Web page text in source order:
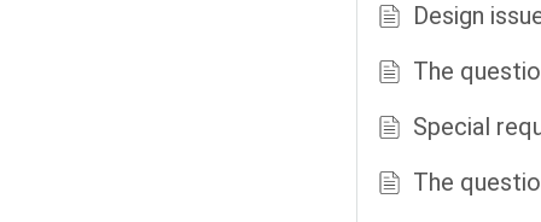
Design
The
Special
The